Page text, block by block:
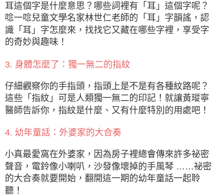
耳這個字是什麼意思？哪些詞裡有「耳」這個字呢？
唸一唸兒童文學名家林世仁老師的「耳」字韻謠，認
識「耳」字怎麼來，找找它又藏在哪些字裡，享受字
的奇妙與趣味！
3. 身體怎麼了：獨一無二的指紋
仔細觀察你的手指頭，指頭上是不是有各種紋路呢？
這些「指紋」可是人類獨一無二的印記！就讓黃瑽寧
醫師告訴你，指紋是什麼、又有什麼特別的用處吧！
4. 幼年童話：外婆家的大合奏
小真最愛窩在外婆家，因為房子裡總會傳來許多祕密
聲音，電鈴像小喇叭，沙發像壞掉的手風琴 ……祕密
的大合奏就要開始，翻開這一期的幼年童話一起聆
聽！